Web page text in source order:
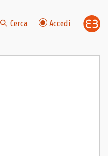
Cerca Accedi